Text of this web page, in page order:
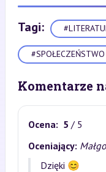
Tagi:
#SPOŁECZEŃSTWO
Komentarze
Ocena: 5 / 5
Oceniający:
Dzięki 😊